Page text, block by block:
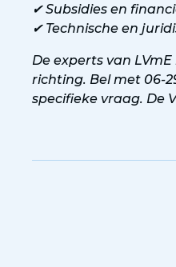
✔ Subsidies en
✔ Technische en
De experts van
richting. Bel met 06-
specifieke vraag. De